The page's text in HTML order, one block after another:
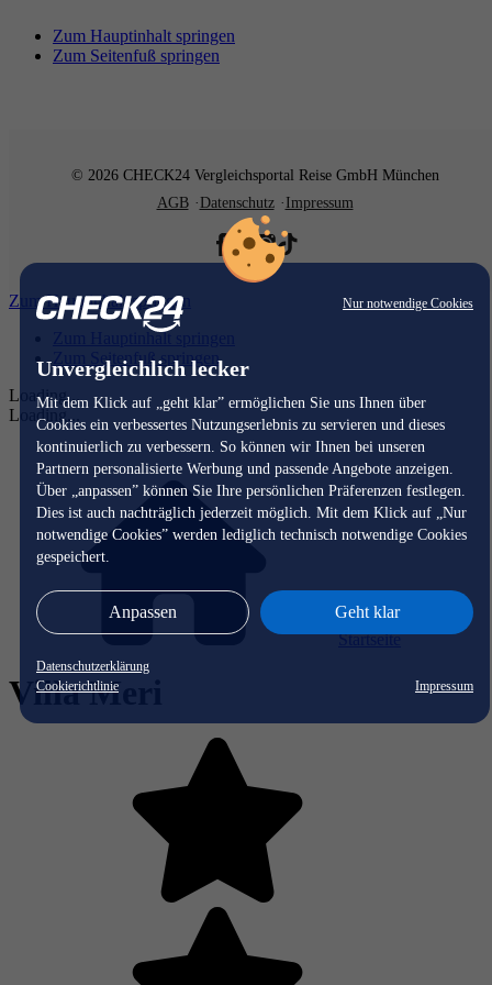
Nur notwendige Cookies
Unvergleichlich lecker
Mit dem Klick auf „geht klar” ermöglichen Sie uns Ihnen über
Cookies ein verbessertes Nutzungserlebnis zu servieren und dieses
kontinuierlich zu verbessern. So können wir Ihnen bei unseren
Partnern personalisierte Werbung und passende Angebote anzeigen.
Über „anpassen” können Sie Ihre persönlichen Präferenzen festlegen.
Dies ist auch nachträglich jederzeit möglich. Mit dem Klick auf „Nur
notwendige Cookies” werden lediglich technisch notwendige Cookies
gespeichert.
Anpassen Geht klar
Datenschutzerklärung
Cookierichtlinie
Impressum
Zum Hauptinhalt springen
Zum Seitenfuß springen
© 2026 CHECK24 Vergleichsportal Reise GmbH München
AGB
Datenschutz Impressum
Zum Hauptinhalt springen
Zum Hauptinhalt springen
Zum Seitenfuß springen
Loading...
Loading...
Startseite
Villa Meri